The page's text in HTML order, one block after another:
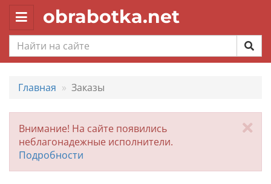
Toggle
navigation
obrabotka.net
Главная Заказы
Внимание! На сайте появились
неблагонадежные исполнители.
Подробности